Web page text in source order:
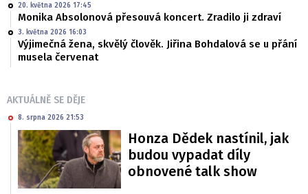
20. května 2026 17:45
Monika Absolonová přesouvá koncert. Zradilo ji zdraví
3. května 2026 16:03
Výjimečná žena, skvělý člověk. Jiřina Bohdalová se u přání
musela červenat
AKTUÁLNĚ SE DĚJE
8. srpna 2026 21:53
Honza Dědek nastínil, jak
budou vypadat díly
obnovené talk show